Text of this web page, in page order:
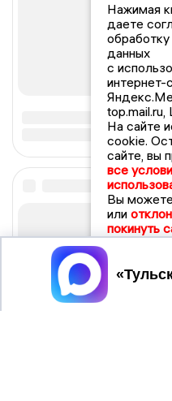
Нажимая
даете
данных
с
интернет-
top.mail.ru,
На сайте
cookie.
сайте, вы
все
Вы можете
или
покинуть